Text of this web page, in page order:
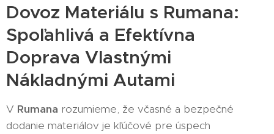
Dovoz Materiálu s Rumana:
Spoľahlivá a Efektívna
Doprava Vlastnými
Nákladnými Autami
V Rumana rozumieme, že včasné a bezpečné
dodanie materiálov je kľúčové pre úspech